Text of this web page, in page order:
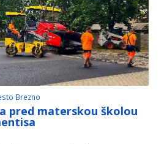
Brezno
pred materskou školou